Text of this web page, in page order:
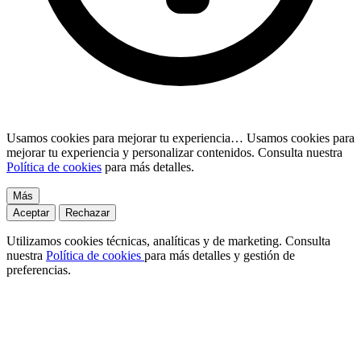
Usamos cookies para mejorar tu experiencia… Usamos cookies para
mejorar tu experiencia y personalizar contenidos. Consulta nuestra
Política de cookies para más detalles.
Más
Aceptar
Rechazar
Utilizamos cookies técnicas, analíticas y de marketing. Consulta
nuestra Política de cookies para más detalles y gestión de
preferencias.